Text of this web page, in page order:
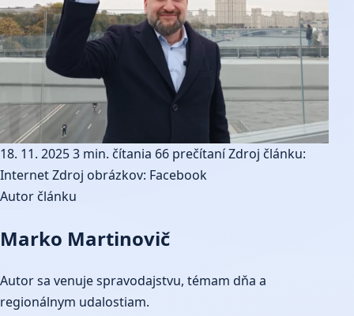
18. 11. 20253 min. čítania 66 prečítaníZdroj článku:
InternetZdroj obrázkov: Facebook
Autor článku
Marko Martinovič
Autor sa venuje spravodajstvu, témam dňa a
regionálnym udalostiam.